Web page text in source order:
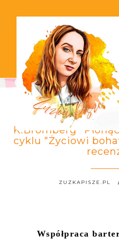
K.Bromberg
cyklu "Życiowi
ZUZKAPISZE.PL
Współpraca